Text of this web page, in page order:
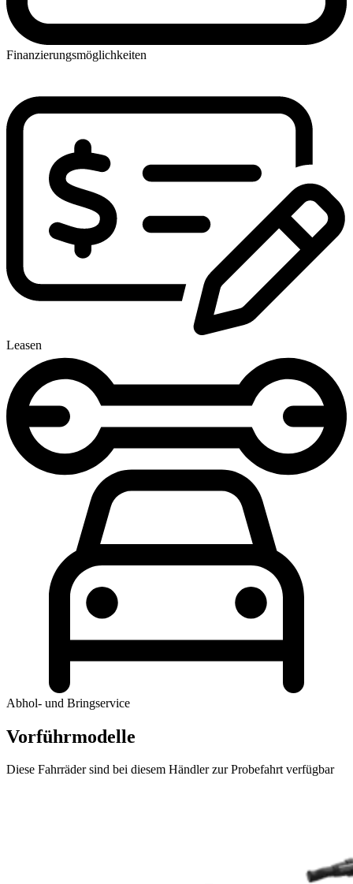
Finanzierungsmöglichkeiten
Leasen
Abhol- und Bringservice
Vorführmodelle
Diese Fahrräder sind bei diesem Händler zur Probefahrt verfügbar